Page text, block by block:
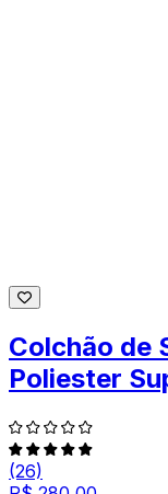
Colchão de
Poliester
(26)